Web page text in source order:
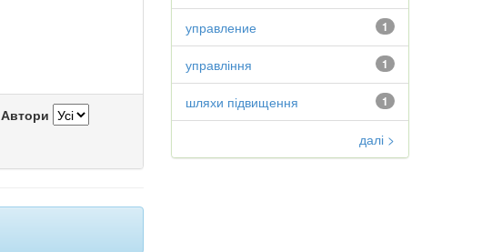
Автори
1
управление
1
управління
1
шляхи підвищення
далі >